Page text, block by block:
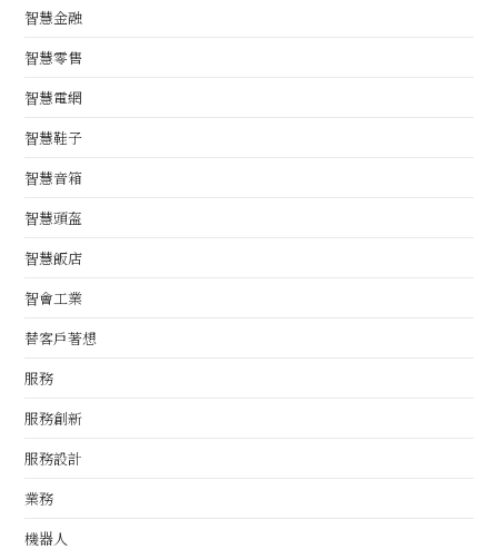
智慧金融
智慧零售
智慧電網
智慧鞋子
智慧音箱
智慧頭盔
智慧飯店
智會工業
替客戶著想
服務
服務創新
服務設計
業務
機器人